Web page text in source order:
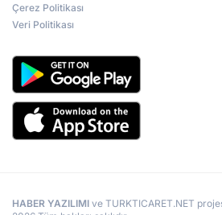
Çerez Politikası
Veri Politikası
HABER YAZILIMI ve TURKTICARET.NET